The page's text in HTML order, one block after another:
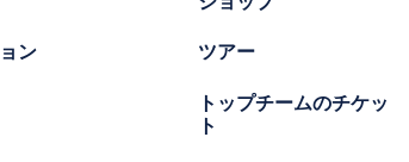
ン ツアー
トップチームのチケッ
ト